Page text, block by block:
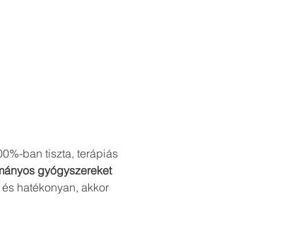
ban tiszta, terápiás
gyógyszereket
hatékonyan, akkor